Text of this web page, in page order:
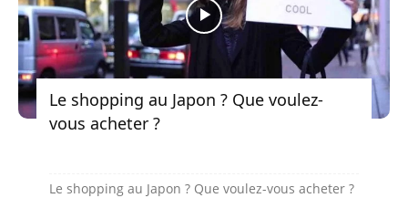
Le shopping au Japon ? Que voulez-
vous acheter ?
Le shopping au Japon ? Que voulez-vous acheter ?